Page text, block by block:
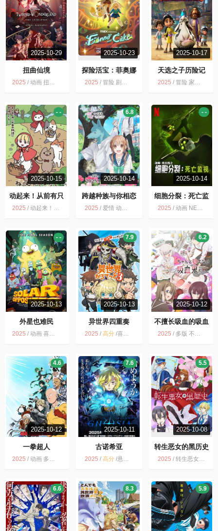
2025-10-29
扭曲仙境
2025 / 动画 扭曲仙境 多版
2025-10-23
探险活宝：菲奥娜
与蛋糕
2025 / 冒险 剧情 喜剧 科幻 动作 动画 奇幻
2025-10-17
天选之子历险记
2025 / 冒险 家庭 片源 英语无字 动画 短片 喜剧
2025-10-15
动起来！从前有只
猫
- -
2025 / 动起来！从前有只猫 多版
2025-10-14
跨越种族与你相恋
6.8
2025 /爱情 动画 多版 跨越种族与你相恋 剧情
2025-10-14
细胞分裂：死亡监
视
- -
2025 / 动画 NETFLIX 冒险 动作 惊悚 科幻
2025-10-13
外星也难民
- -
2025 / 动画 喜剧 科幻 冒险 多版
2025-10-13
异世界四重奏
7.9
2025 /高分 /喜剧 日语无字 异世界四重奏 第3季 动画 多版
2025-10-12
不擅长吸血的吸血
鬼
6.2
2025 / 多版 不擅长吸血的吸血鬼 动画
2025-10-12
一拳超人
4.6
2025 / 动画 多版 剧情 一拳超人 第3季 动作
2025-10-11
古诺希亚
7.6
2025 /高分 /悬疑 多版 动画
2025-10-08
转生恶女的黑历史
5.5
2025 / 转生恶女的黑历史 奇幻 爱情 多版 动画
6.6 8.3 5.9